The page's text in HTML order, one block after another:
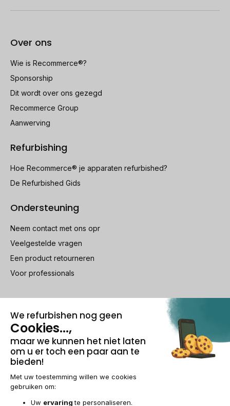
Over ons
Wie is Recommerce®?
Sponsorship
Dit wordt over ons gezegd
Recommerce Group
Aanwerving
Refurbishing
Hoe Recommerce® je apparaten refurbished?
De Refurbished Gids
Ondersteuning
Neem contact met ons opr
Veelgestelde vragen
Een product retourneren
Voor professionals
100% beveiligde betaling
Wettelijke vermeldingen & AGBeheer van cookies
Algemene verkoopvoorwaarden
Toegankelijkheid